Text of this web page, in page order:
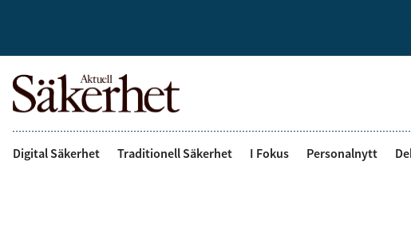
Digital Säkerhet Traditionell Säkerhet I Fokus Personalnytt